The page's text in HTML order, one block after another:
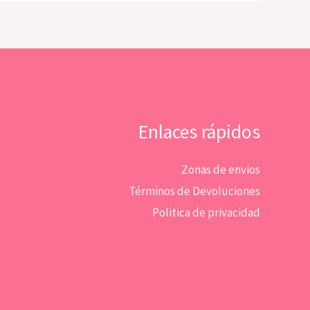
Enlaces rápidos
Zonas de envios
Términos de Devoluciones
Politica de privacidad